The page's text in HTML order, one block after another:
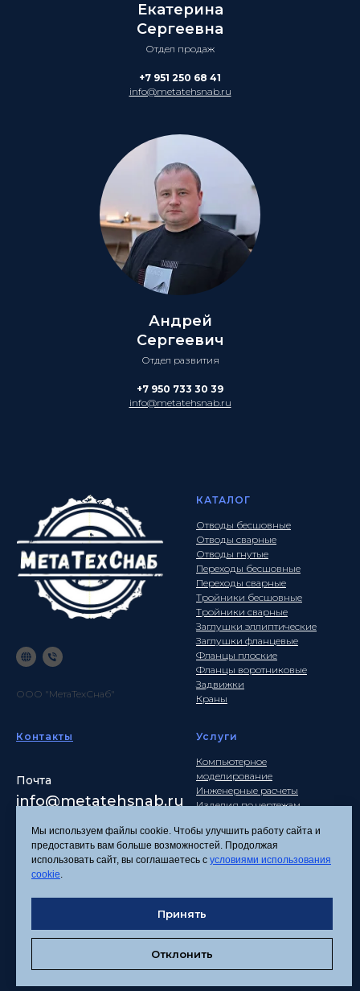
Екатерина
Сергеевна
Отдел продаж
+7 951 250 68 41
info@metatehsnab.ru
Андрей
Сергеевич
Отдел развития
+7 950 733 30 39
info@metatehsnab.ru
ООО "МетаТехСнаб"
КАТАЛОГ
Отводы бесшовные
Отводы сварные
Отводы гнутые
Переходы бесшовные
Переходы сварные
Тройники бесшовные
Тройники сварные
Заглушки эллиптические
Заглушки фланцевые
Фланцы плоские
Фланцы воротниковые
Задвижки
Краны
Контакты
Почта
info@metatehsnab.ru
Услуги
Компьютерное
моделирование
Инженерные расчеты
Изделия по чертежам
Политика
Согласие на обработку
персональных данных
Соглашение об
Мы используем файлы cookie. Чтобы улучшить работу сайта и
предоставить вам больше возможностей. Продолжая
использовать сайт, вы соглашаетесь с условиями использования
cookie.
Принять
Отклонить